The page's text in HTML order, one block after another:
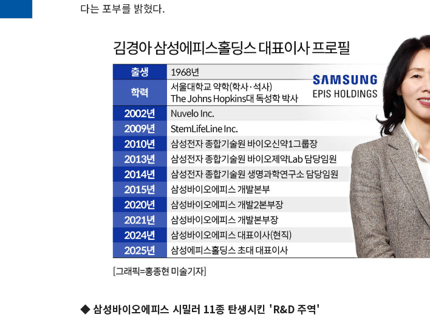
다는 포부를 밝혔다.
◆ 삼성바이오에피스 시밀러 11종 탄생시킨 'R&D 주역'